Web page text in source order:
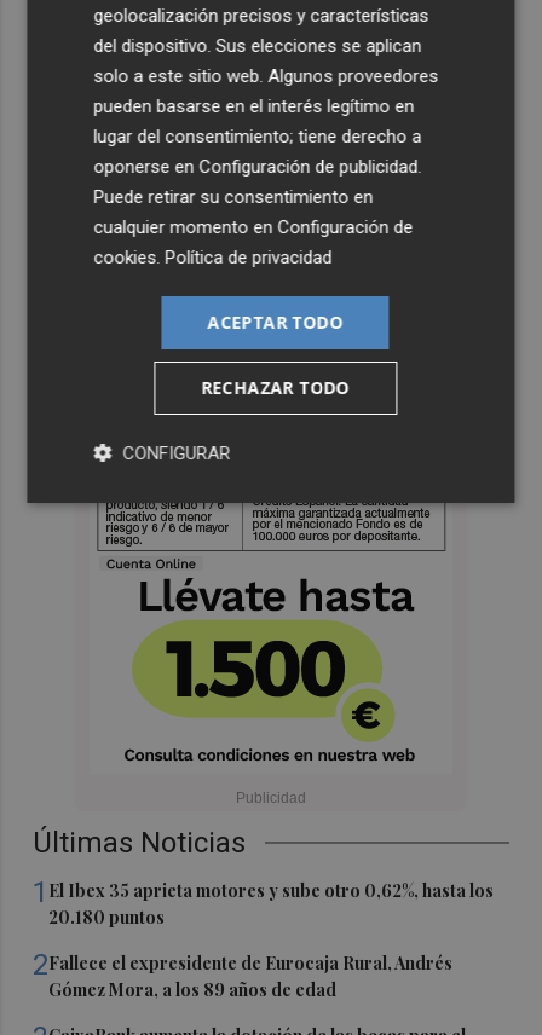
Últimas Noticias
1 El Ibex 35 aprieta motores y sube otro 0,62%, hasta los
20.180 puntos
2Fallece el expresidente de Eurocaja Rural, Andrés
Gómez Mora, a los 89 años de edad
geolocalización precisos y características
del dispositivo. Sus elecciones se aplican
solo a este sitio web. Algunos proveedores
pueden basarse en el interés legítimo en
lugar del consentimiento; tiene derecho a
oponerse enConfiguración de publicidad
Puede retirar su consentimiento en
cualquier momento enConfiguración de
cookies .Política de privacidad
ACEPTAR TODO
RECHAZAR TODO
CONFIGURAR